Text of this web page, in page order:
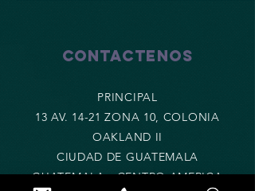
CONTACTENOS
PRINCIPAL
13 AV. 14-21 ZONA 10, COLONIA
OAKLAND II
CIUDAD DE GUATEMALA
GUATEMALA - CENTRO AMERICA